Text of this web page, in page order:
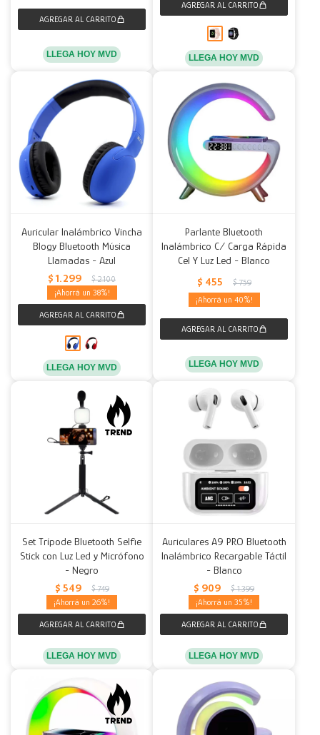
LLEGA HOY MVD LLEGA HOY MVD
Auricular Inalámbrico Vincha
Blogy Bluetooth Música
Llamadas - Azul
$ 1.299 $ 2.100
38
LLEGA HOY MVD
Parlante Bluetooth
Inalámbrico C/ Carga Rápida
Cel Y Luz Led - Blanco
$ 455 $ 759
40
LLEGA HOY MVD
Set Trípode Bluetooth Selfie
Stick con Luz Led y Micrófono
- Negro
$ 549 $ 749
26
LLEGA HOY MVD
Auriculares A9 PRO Bluetooth
Inalámbrico Recargable Táctil
- Blanco
$ 909 $ 1.399
35
LLEGA HOY MVD